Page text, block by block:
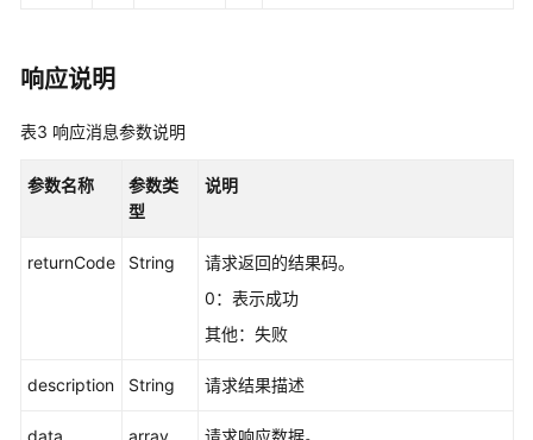
录
简
说
响应说明
表3 响应消息参数说明
参数名称
参数类
型
说明
returnCode String
请求返回的结果码。
0：表示成功
其他：失败
description String 请求结果描述
data array 请求响应数据。